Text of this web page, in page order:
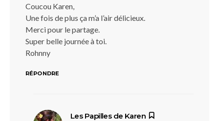
Coucou Karen,
Une fois de plus ça m’a l’air délicieux.
Merci pour le partage.
Super belle journée à toi.
Rohnny
RÉPONDRE
Les Papilles de Karen